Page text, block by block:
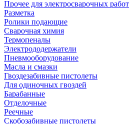
Прочее для электросварочных работ
Разметка
Ролики подающие
Сварочная химия
Термопеналы
Электрододержатели
Пневмооборудование
Масла и смазки
Гвоздезабивные пистолеты
Для одиночных гвоздей
Барабанные
Отделочные
Реечные
Скобозабивные пистолеты